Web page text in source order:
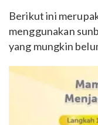
Berikut ini
menggunakan
yang mungkin